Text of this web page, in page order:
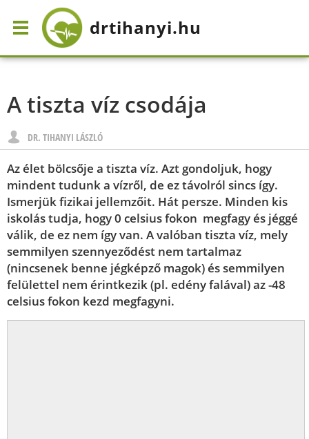
drtihanyi.hu
A tiszta víz csodája
DR. TIHANYI LÁSZLÓ
Az élet bölcsője a tiszta víz. Azt gondoljuk, hogy
mindent tudunk a vízről, de ez távolról sincs így.
Ismerjük fizikai jellemzőit. Hát persze. Minden kis
iskolás tudja, hogy 0 celsius fokon megfagy és jéggé
válik, de ez nem így van. A valóban tiszta víz, mely
semmilyen szennyeződést nem tartalmaz
(nincsenek benne jégképző magok) és semmilyen
felülettel nem érintkezik (pl. edény falával) az -48
celsius fokon kezd megfagyni.